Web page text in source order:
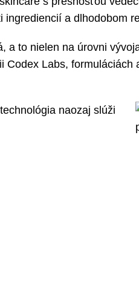
a dlhodobom
to nielen na úrovni
Labs,